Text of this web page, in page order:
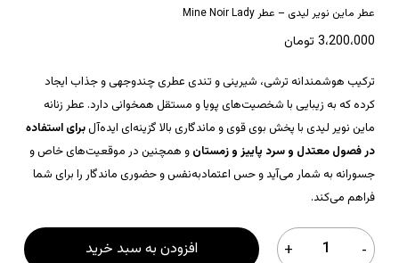
عطر ماین نویر لیدی – عطر Mine Noir Lady
3،200،000 تومان
ترکیب هوشمندانه‌ ترشی، شیرینی و تندی عطری چندوجهی و جذاب ایجاد
کرده که به زیبایی با شخصیت‌های پویا و مستقل همخوانی دارد. عطر زنانه
ماین نویر لیدی با پخش بوی قوی و ماندگاری بالا گزینه‌ای ایده‌آلبرای استفاده
در فصول معتدل و سرد پاییز و زمستان و همچنین در موقعیت‌های خاص و
جسورانه به شمار می‌آید و حس اعتمادبه‌نفس و حضوری ماندگار را برای شما
فراهم می‌کند.
افزودن به سبد خرید